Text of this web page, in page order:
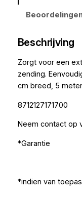
Beschrijving
Zorgt voor een
zending.
cm breed, 5
8712127171700
Neem contact op
*Garantie
*indien van